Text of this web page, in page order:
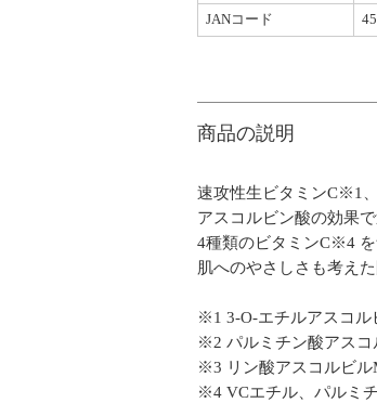
JANコード
商品の説明
速攻性生ビタミンC※1
アスコルビン酸の効果
4種類のビタミンC※4 を
肌へのやさしさも考え
※1 3-O-エチルアスコ
※2 パルミチン酸アス
※3 リン酸アスコルビ
※4 VCエチル、パルミ